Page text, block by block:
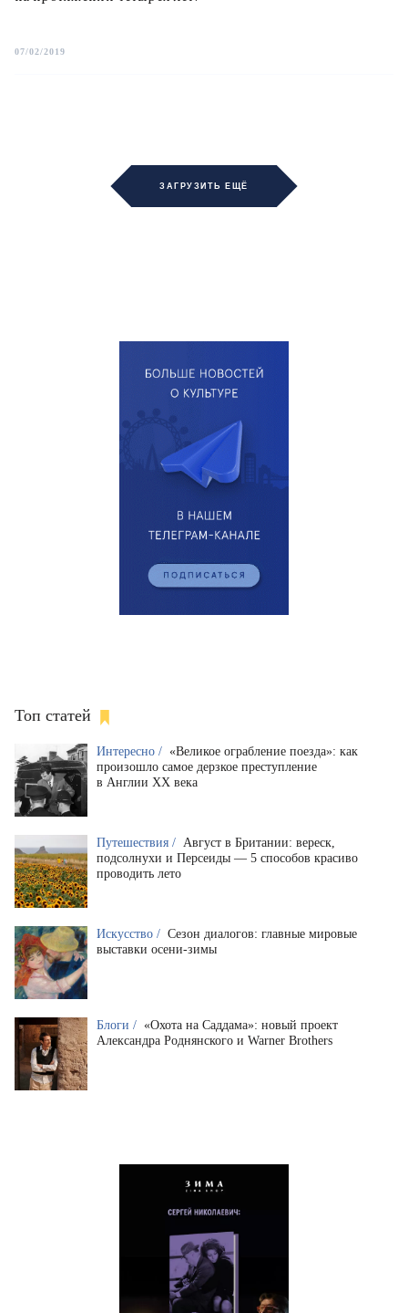
07/02/2019
ЗАГРУЗИТЬ ЕЩЁ
Топ статей
Интересно / «Великое ограбление поезда»: как
произошло самое дерзкое преступление
в Англии XX века
Путешествия / Август в Британии: вереск,
подсолнухи и Персеиды — 5 способов красиво
проводить лето
Искусство / Сезон диалогов: главные мировые
выставки осени-зимы
Блоги / «Охота на Саддама»: новый проект
Александра Роднянского и Warner Brothers